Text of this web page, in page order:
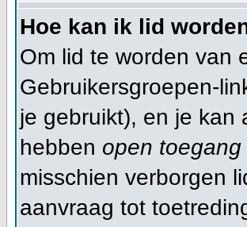
Hoe kan ik lid
Om lid te worden van
Gebruikersgroepen-
je gebruikt), en je kan
hebben open toegang
misschien verborgen
aanvraag tot